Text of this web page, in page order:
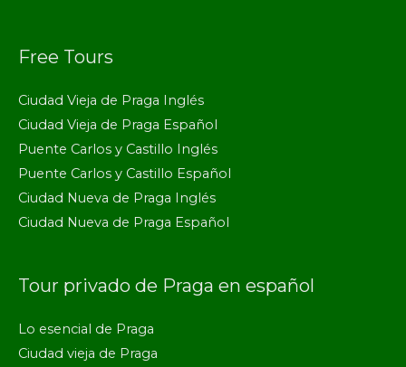
Free Tours
Ciudad Vieja de Praga Inglés
Ciudad Vieja de Praga Español
Puente Carlos y Castillo Inglés
Puente Carlos y Castillo Español
Ciudad Nueva de Praga Inglés
Ciudad Nueva de Praga Español
Tour privado de Praga en español
Lo esencial de Praga
Ciudad vieja de Praga